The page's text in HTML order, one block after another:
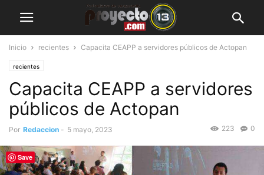
Inicio recientes Capacita CEAPP a servidores públicos de Actopan
recientes
Capacita CEAPP a servidores
públicos de Actopan
Por Redaccion - 5 mayo, 2023 0
223
Save